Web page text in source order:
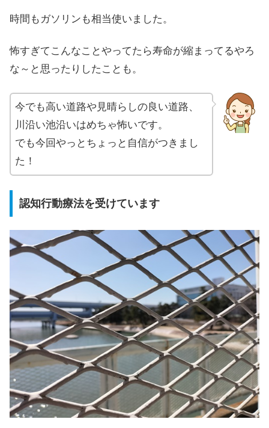
時間もガソリンも相当使いました。
怖すぎてこんなことやってたら寿命が縮まってるやろ
な～と思ったりしたことも。
今でも高い道路や見晴らしの良い道路、
川沿い池沿いはめちゃ怖いです。
でも今回やっとちょっと自信がつきまし
た！
認知行動療法を受けています